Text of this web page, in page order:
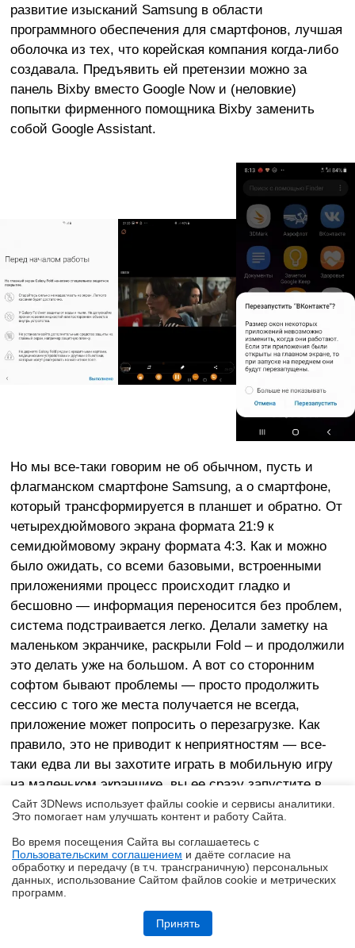
Обзор ноутбука HONOR MagicBook 16 2026 (LHC-X) на платформе
развитие изысканий Samsung в области
программного обеспечения для смартфонов, лучшая
оболочка из тех, что корейская компания когда-либо
создавала. Предъявить ей претензии можно за
панель Bixby вместо Google Now и (неловкие)
попытки фирменного помощника Bixby заменить
собой Google Assistant.
Но мы все-таки говорим не об обычном, пусть и
флагманском смартфоне Samsung, а о смартфоне,
который трансформируется в планшет и обратно. От
четырехдюймового экрана формата 21:9 к
семидюймовому экрану формата 4:3. Как и можно
было ожидать, со всеми базовыми, встроенными
приложениями процесс происходит гладко и
бесшовно — информация переносится без проблем,
система подстраивается легко. Делали заметку на
маленьком экранчике, раскрыли Fold – и продолжили
это делать уже на большом. А вот со сторонним
софтом бывают проблемы — просто продолжить
сессию с того же места получается не всегда,
приложение может попросить о перезагрузке. Как
правило, это не приводит к неприятностям — все-
таки едва ли вы захотите играть в мобильную игру
на маленьком экранчике, вы ее сразу запустите в
планшетном режиме. Но иногда лишние действия
могут раздражать. Также не все приложения
идеально приспособлены под работу на большом
экране с его нестандартным расположением
навигационных значков, например. Я столкнулся с
этим в проигрывателе VLC Player, где управление
воспроизведением оказалось в «мертвой»,
Сайт 3DNews использует файлы cookie и сервисы аналитики.
Это помогает нам улучшать контент и работу Cайта.
Во время посещения Cайта вы соглашаетесь с
Пользовательским соглашением и даёте согласие на
обработку и передачу (в т.ч. трансграничную) персональных
данных, использование Cайтом файлов cookie и метрических
программ.
Принять